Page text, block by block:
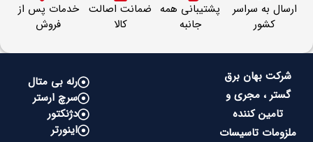
ارسال به سراسر
کشور
پشتیبانی همه
جانبه
ضمانت اصالت
کالا
خدمات پس از
فروش
شرکت بهان برق
گستر ، مجری و
تامین کننده
ملزومات تاسیسات
رله بی متال
سرچ ارستر
دژنکتور
اینورتر